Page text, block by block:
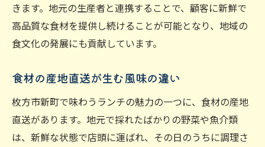
きます。地元の生産者と連携することで、顧客に新鮮で
高品質な食材を提供し続けることが可能となり、地域の
食文化の発展にも貢献しています。
食材の産地直送が生む風味の違い
枚方市新町で味わうランチの魅力の一つに、食材の産地
直送があります。地元で採れたばかりの野菜や魚介類
は、新鮮な状態で店頭に運ばれ、その日のうちに調理さ